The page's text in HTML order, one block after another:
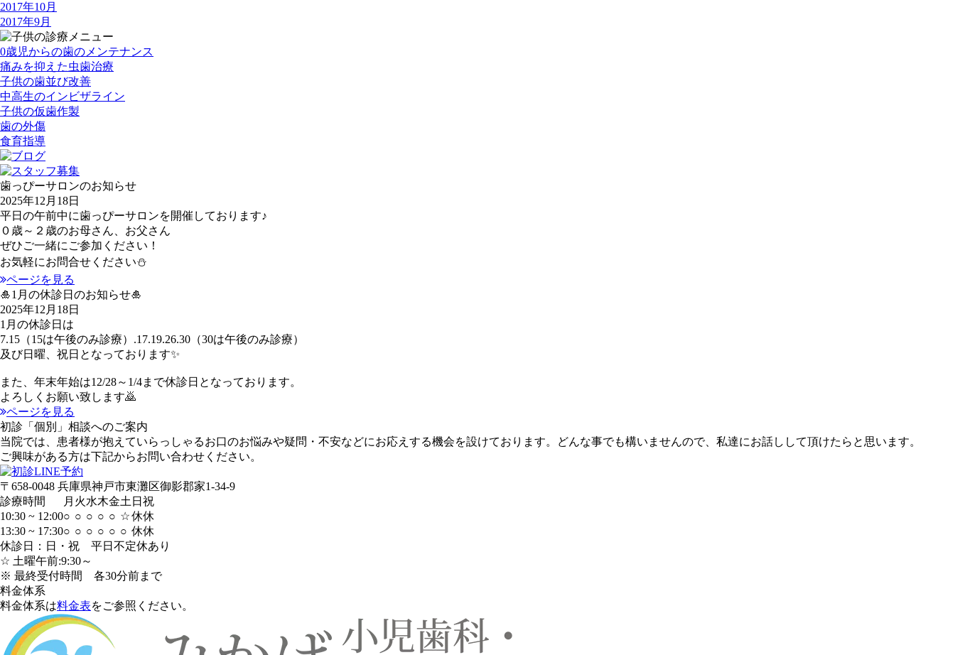
2017年10月
2017年9月
0歳児からの歯のメンテナンス
痛みを抑えた虫歯治療
子供の歯並び改善
中高生のインビザライン
子供の仮歯作製
歯の外傷
食育指導
歯っぴーサロンのお知らせ
2025年12月18日
平日の午前中に歯っぴーサロンを開催しております♪
０歳～２歳のお母さん、お父さん
ぜひご一緒にご参加ください！
お気軽にお問合せください⛄
ページを見る
🎍1月の休診日のお知らせ🎍
2025年12月18日
1月の休診日は
7.15（15は午後のみ診療）.17.19.26.30（30は午後のみ診療）
及び日曜、祝日となっております✨
また、年末年始は12/28～1/4まで休診日となっております。
よろしくお願い致します🙇
ページを見る
初診「個別」相談へのご案内
当院では、患者様が抱えていらっしゃるお口のお悩みや疑問・不安などにお応えする機会を設けております。どんな事でも構いませんので、私達にお話しして頂けたらと思います。
ご興味がある方は下記からお問い合わせください。
〒658-0048 兵庫県神戸市東灘区御影郡家1-34-9
診療時間
月 火水木金土 日 祝
10:30 ~ 12:00○ ○ ○ ○ ○ ☆休休
13:30 ~ 17:30○ ○ ○ ○ ○ ○ 休休
休診日：日・祝 平日不定休あり
☆ 土曜午前:9:30～
※ 最終受付時間 各30分前まで
料金体系
料金体系は料金表をご参照ください。